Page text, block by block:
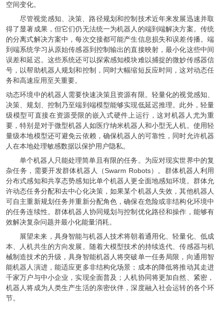
空间变化。
尽管视觉感知、决策、路径规划和控制技术近年来发展迅速并取
得了显著成果，但它们仍无法统一为机器人的端到端解决方案。传统
的分离式解决方案中，每次交接都可能产生信息损失和误差传播。端
到端系统学习从原始传感器到控制输出的直接映射，最小化这些中间
误差和延迟。这些系统还可以探索感知模块难以捕捉的微妙传感器信
号，以帮助机器人规划和控制，同时大幅缩短反应时间，这对动态任
务和高速应用至关重要。
动态环境中的机器人需要快速决策且资源有限。轻量化的视觉感知、
决策、规划、控制乃至端到端模型能够实现低延迟推理。此外，轻量
级模型可直接在资源受限的嵌入式硬件上运行，这对机器人尤为重
要，特别是对于微型机器人如医疗纳米机器人和小型无人机。使用轻
量级本地模型还可避免云依赖，确保机器人的可靠性，同时允许机器
人在本地处理敏感数据以保护用户隐私。
单个机器人只能处理简单且有限的任务。为应对现实世界中的复
杂任务，需要开发群体机器人（Swarm Robots）。群体机器人利用
分布式感知和共享态势感知比单个机器人更全面地感知环境。群体允
许动态任务分配和去中心化决策，如果某个机器人失效，其他机器人
可自主重新规划任务并重新分配角色，确保在危险或非结构化环境中
的任务连续性。群体机器人协同规划与控制优化路径和操作，能够有
效解决复杂问题并最小化能量消耗。
展望未来，具身智能与机器人技术将朝着通用化、轻量化、低成
本、人机共生的方向发展。随着大模型技术的持续迭代、传感器与机
械制造技术的升级，具身智能机器人将突破单一任务局限，向通用智
能机器人演进，能适应更多非结构化场景；成本的降低将推动其走进
千家万户与中小企业，实现全面普及；人机协同将更加自然、紧密，
机器人将成为人类生产生活的亲密伙伴，深度融入社会运转的各个环
节。